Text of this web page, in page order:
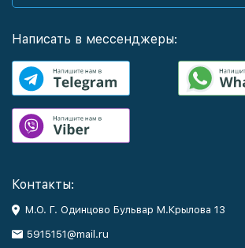
Написать в мессенджеры:
Контакты:
М.О. Г. Одинцово Бульвар М.Крылова 13
5915151@mail.ru